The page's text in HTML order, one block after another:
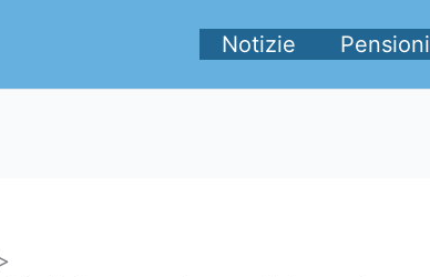
Notizie Pensioni